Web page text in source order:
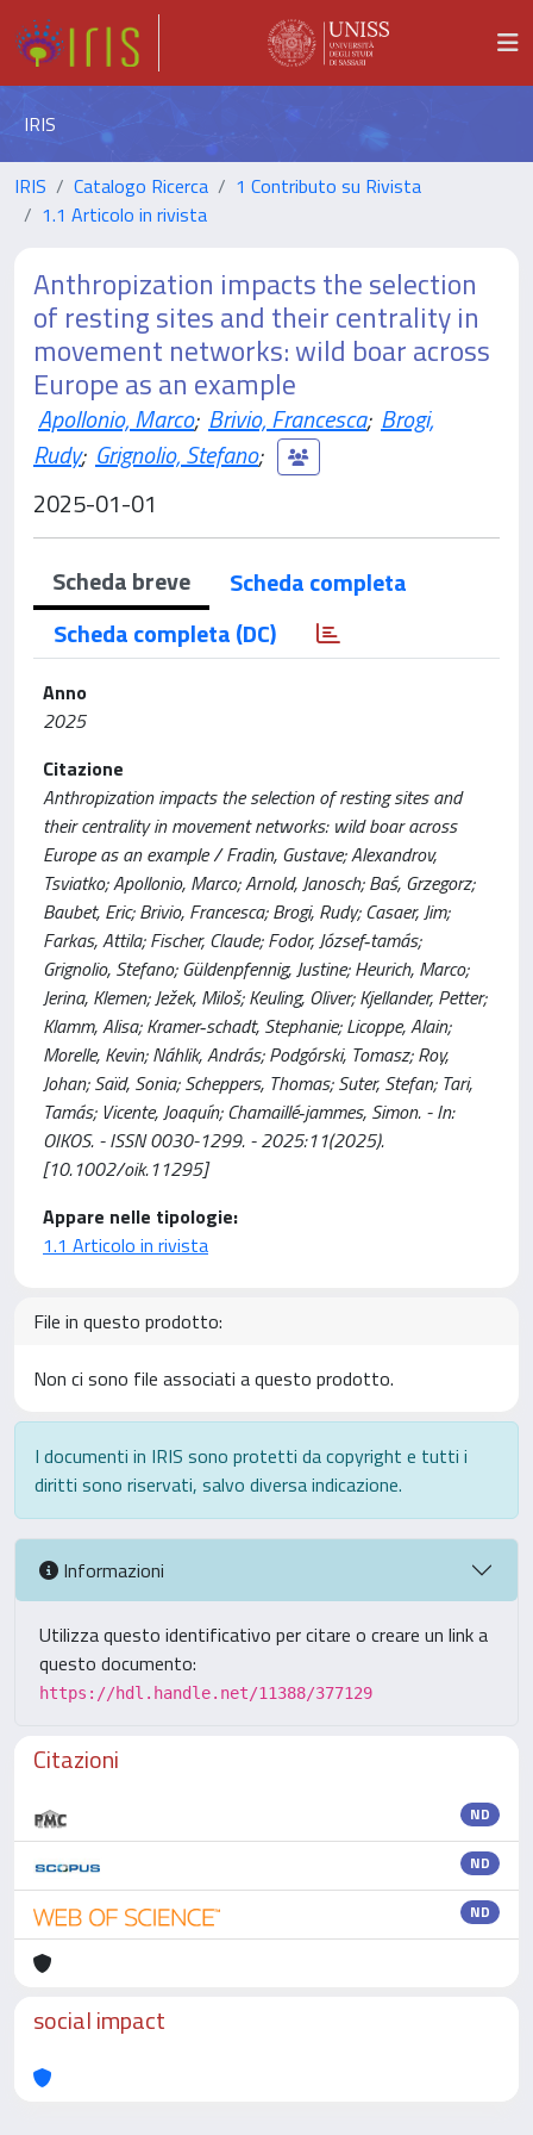
IRIS
IRIS Catalogo Ricerca
1 Contributo su Rivista
1.1 Articolo in rivista
Anthropization impacts the selection
of resting sites and their centrality in
movement networks: wild boar across
Europe as an example
Apollonio, Marco; Brivio, Francesca; Brogi,
Rudy; Grignolio, Stefano;
2025-01-01
Scheda breve
Scheda completa
Scheda completa (DC)
Anno
2025
Citazione
Anthropization impacts the selection of resting sites and
their centrality in movement networks: wild boar across
Europe as an example / Fradin, Gustave; Alexandrov,
Tsviatko; Apollonio, Marco; Arnold, Janosch; Baś, Grzegorz;
Baubet, Eric; Brivio, Francesca; Brogi, Rudy; Casaer, Jim;
Farkas, Attila; Fischer, Claude; Fodor, József‐tamás;
Grignolio, Stefano; Güldenpfennig, Justine; Heurich, Marco;
Jerina, Klemen; Ježek, Miloš; Keuling, Oliver; Kjellander, Petter;
Klamm, Alisa; Kramer‐schadt, Stephanie; Licoppe, Alain;
Morelle, Kevin; Náhlik, András; Podgórski, Tomasz; Roy,
Johan; Saïd, Sonia; Scheppers, Thomas; Suter, Stefan; Tari,
Tamás; Vicente, Joaquín; Chamaillé‐jammes, Simon. - In:
OIKOS. - ISSN 0030-1299. - 2025:11(2025).
[10.1002/oik.11295]
Appare nelle tipologie:
1.1 Articolo in rivista
File in questo prodotto:
Non ci sono file associati a questo prodotto.
I documenti in IRIS sono protetti da copyright e tutti i
diritti sono riservati, salvo diversa indicazione.
Informazioni
Utilizza questo identificativo per citare o creare un link a
questo documento:
https://hdl.handle.net/11388/377129
Citazioni
ND
ND
ND
social impact